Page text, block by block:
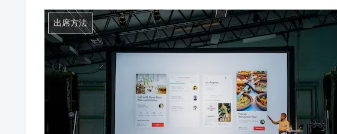
出席方法